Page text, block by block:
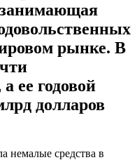
рынке. В
ее годовой
долларов
немалые средства в